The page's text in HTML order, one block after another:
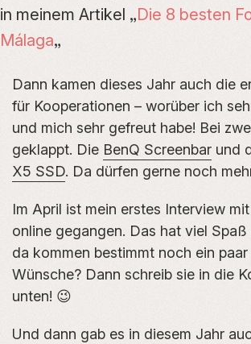
in meinem Artikel „Die 8 besten
Málaga„
Dann kamen dieses Jahr auch die
für Kooperationen – worüber ich
und mich sehr gefreut habe! Bei
geklappt. Die BenQ Screenbar und
X5 SSD. Da dürfen gerne noch
Im April ist mein erstes Interview mit
online gegangen. Das hat viel
da kommen bestimmt noch ein
Wünsche? Dann schreib sie in die
unten! 😉
Und dann gab es in diesem Jahr